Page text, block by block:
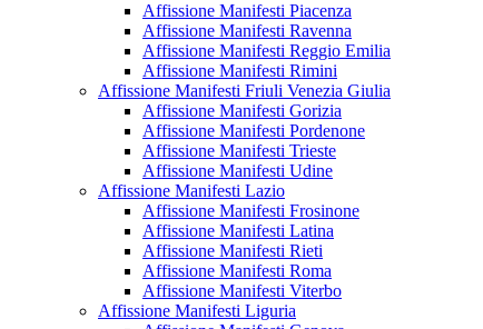
Affissione Manifesti Piacenza
Affissione Manifesti Ravenna
Affissione Manifesti Reggio Emilia
Affissione Manifesti Rimini
Affissione Manifesti Friuli Venezia Giulia
Affissione Manifesti Gorizia
Affissione Manifesti Pordenone
Affissione Manifesti Trieste
Affissione Manifesti Udine
Affissione Manifesti Lazio
Affissione Manifesti Frosinone
Affissione Manifesti Latina
Affissione Manifesti Rieti
Affissione Manifesti Roma
Affissione Manifesti Viterbo
Affissione Manifesti Liguria